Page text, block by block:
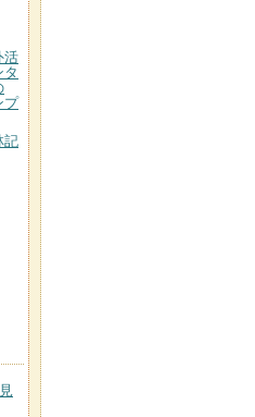
活
タ
プ
記